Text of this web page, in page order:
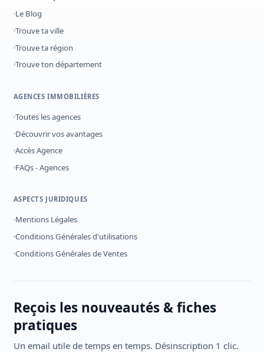
Le Blog
Trouve ta ville
Trouve ta région
Trouve ton département
AGENCES IMMOBILIÈRES
Toutes les agences
Découvrir vos avantages
Accès Agence
FAQs - Agences
ASPECTS JURIDIQUES
Mentions Légales
Conditions Générales d'utilisations
Conditions Générales de Ventes
Reçois les nouveautés & fiches
pratiques
Un email utile de temps en temps. Désinscription 1 clic.